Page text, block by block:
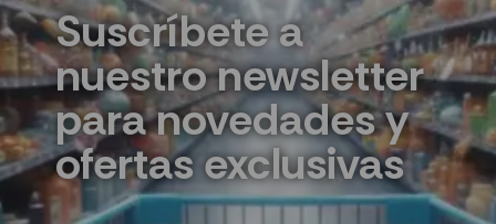
Suscríbete a
nuestro newsletter
para novedades y
ofertas exclusivas